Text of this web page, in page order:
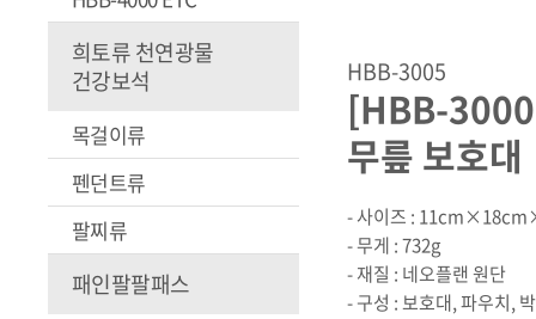
희토류 천연광물
건강보석
목걸이류
펜던트류
팔찌류
패인팔팔패스
HBB-3005
[HBB-
무릎 보호대
- 사이즈 :
- 무게 : 732g
- 재질 : 네오플랜 원단
- 구성 : 보호대, 파우치,